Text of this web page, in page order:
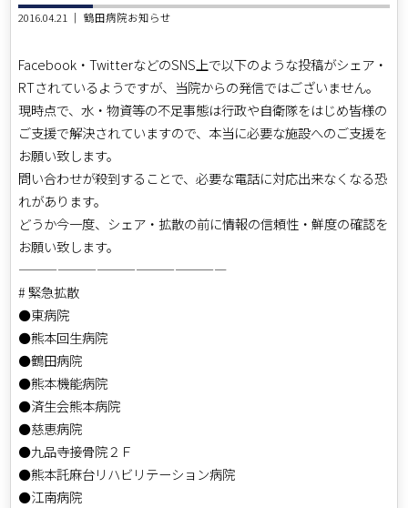
2016.04.21 ｜鶴田病院お知らせ
Facebook・TwitterなどのSNS上で以下のような投稿がシェア・
RTされているようですが、当院からの発信ではございません。
現時点で、水・物資等の不足事態は行政や自衛隊をはじめ皆様の
ご支援で解決されていますので、本当に必要な施設へのご支援を
お願い致します。
問い合わせが殺到することで、必要な電話に対応出来なくなる恐
れがあります。
どうか今一度、シェア・拡散の前に情報の信頼性・鮮度の確認を
お願い致します。
————————————————
# 緊急拡散
⚫東病院
⚫熊本回生病院
⚫鶴田病院
⚫熊本機能病院
⚫済生会熊本病院
⚫慈恵病院
⚫九品寺接骨院２Ｆ
⚫熊本託麻台リハビリテーション病院
⚫江南病院